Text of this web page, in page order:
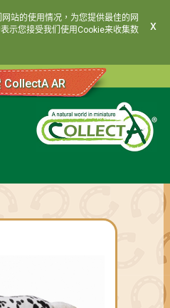
站的使用情况，为您提供最佳的网
示您接受我们使用Cookie来收集数
x
CollectA AR